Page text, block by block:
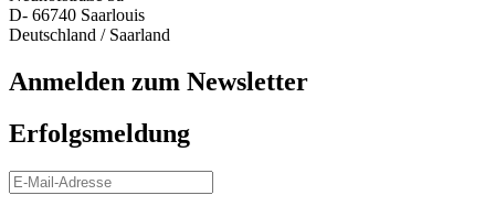
D- 66740 Saarlouis
Deutschland / Saarland
Anmelden zum Newsletter
Erfolgsmeldung